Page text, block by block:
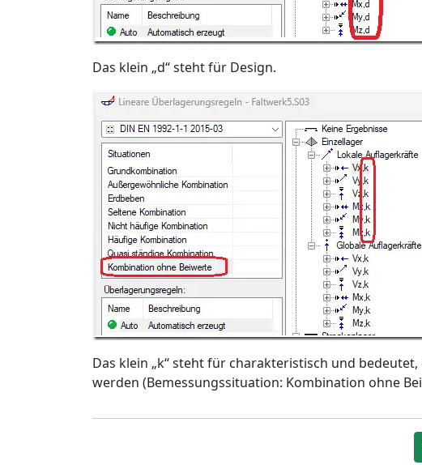
Das klein „d“ steht für Design.
Das klein „k“ steht für charakteristisch und
werden (Bemessungssituation: Kombination ohne